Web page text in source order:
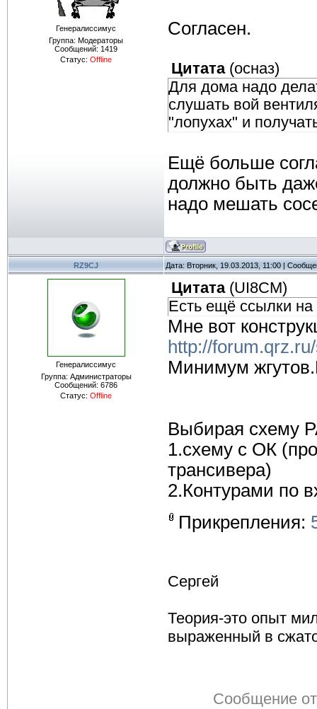
Генералиссимус
Группа: Модераторы
Сообщений: 1419
Статус: Offline
Согласен.
Цитата(осназ)
Для дома надо
слушать вой
"лопухах" и
Ещё больше
должно быть
надо мешать
RZ9CJ Дата: Вторник, 19.03.2013, 11:00 |
Генералиссимус
Группа: Администраторы
Сообщений: 6786
Статус: Offline
Цитата(UI8CM)
Есть ещё ссылки
Мне вот
http://
Минимум
Выбирая схему
1.схему с ОК
трансивера)
2.Контурами по
Прикрепления:
Сергей
Теория-это опыт
выраженный в
Сообщение